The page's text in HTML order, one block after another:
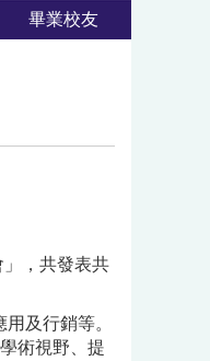
畢業校友
，共發表共
及行銷等。
術視野、提